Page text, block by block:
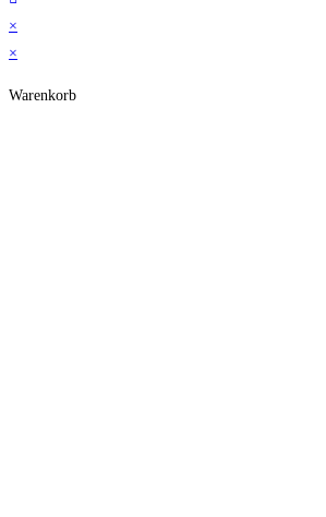
×
×
Warenkorb